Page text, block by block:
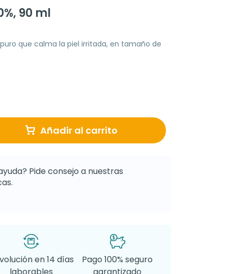
90 ml
que calma la piel irritada, en tamaño de
Añadir al carrito
Pide consejo a nuestras
en 14 días
laborables
Pago 100% seguro
garantizado